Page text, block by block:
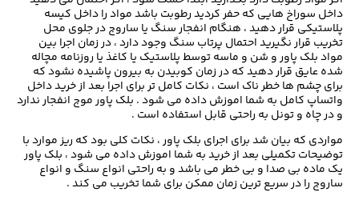
داخل سوراخ هایی که حفر کردید رطوبت باشد مواد را داخل کیسه
پلاستیکی قرار دهید ، هنگام انفجار سنگ یا ساروج در جلوی محل
تخریب قرار نگیرید احتمال پرتاب سنگ وجود دارد ، در زمان اجرا بین
مواد بلک پاور و شن و ماسه توسط پلاستیک یا کاغذ یا روزنامه مچاله
شده عایق قرار دهید که در زمان کوبیدن به بیرون پاشیده نشود که
برای چشم ها خطر ناک است ، نکات کامل تر برای اجرا بعد از خرید داخل
واتساپ کامل به شما اموزش داده می شود . بلک پاور موج انفجار ندارد
و در چاه و تونل به راحتی قابل استفاده است .
مواردی که بیان شد برای اجرای بلک پاور ، نکات کلی بود که ریز موارد با
توضیحات تکمیلی بعد از خرید به شما اموزش داده می شود ، بلک پاور
یک ماده بی صدا و بی خطر می باشد و به راحتی انواع سنگ و انواع
ساروج را در سریع ترین زمان ممکن برای شما تخریب می کند .